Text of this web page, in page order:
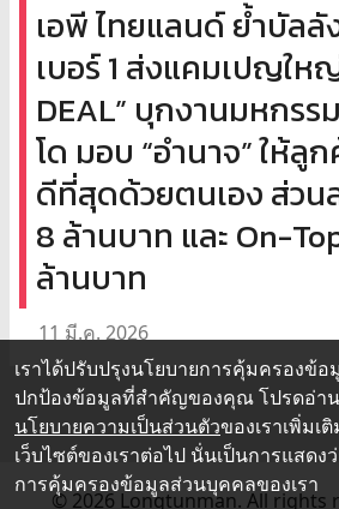
เอพี ไทยแลนด์ ย้ำบัลลั
เบอร์ 1 ส่งแคมเปญให
DEAL” บุกงานมหกรร
โด มอบ “อำนาจ” ให้ลู
ดีที่สุดด้วยตนเอง ส่วน
8 ล้านบาท และ On-
ล้านบาท
11 มี.ค. 2026
© 2026 Longtunman. All rights
เราได้ปรับปรุงนโยบายการคุ้มครองข้
ปกป้องข้อมูลที่สำคัญของคุณ โปรดอ่าน
นโยบายความเป็นส่วนตัวของเราเพิ่มเ
เว็บไซต์ของเราต่อไป นั่นเป็นการแสด
การคุ้มครองข้อมูลส่วนบุคคลของเรา